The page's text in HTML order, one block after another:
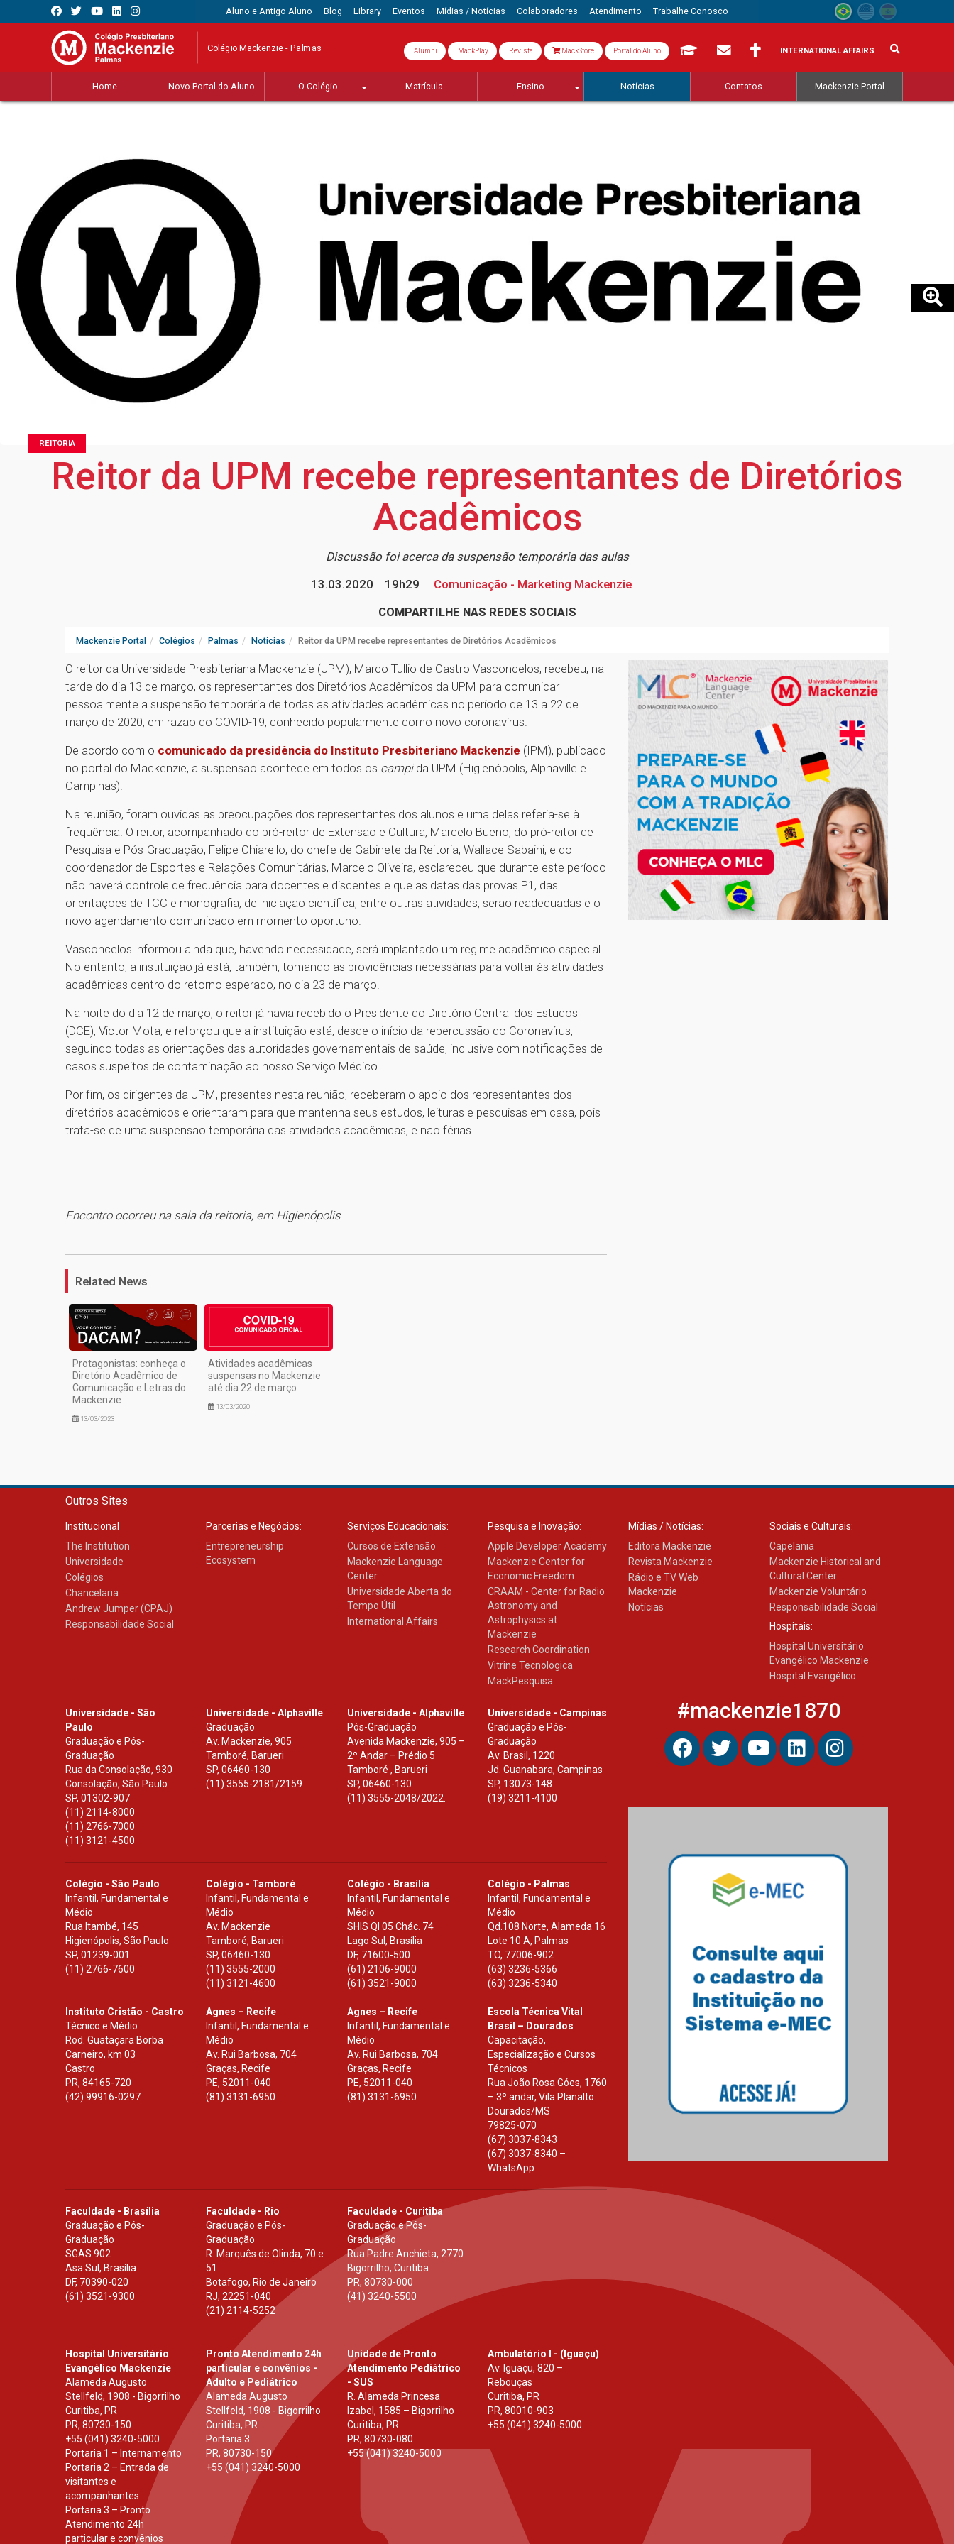
Aluno e Antigo Aluno Blog Library Eventos Mídias / Notícias Colaboradores Atendimento Trabalhe Conosco
Colégio Mackenzie - Palmas Alumni MackPlay Revista MackStore Portal do Aluno INTERNATIONAL AFFAIRS
Home Novo Portal do Aluno O Colégio Matrícula Ensino Notícias Contatos Mackenzie Portal
REITORIA
Reitor da UPM recebe representantes de Diretórios
Acadêmicos
Discussão foi acerca da suspensão temporária das aulas
13.03.2020
19h29
Comunicação - Marketing Mackenzie
COMPARTILHE NAS REDES SOCIAIS
Mackenzie Portal Colégios Palmas Notícias Reitor da UPM recebe representantes de Diretórios Acadêmicos
O reitor da Universidade Presbiteriana Mackenzie (UPM), Marco Tullio de Castro Vasconcelos, recebeu, na
tarde do dia 13 de março, os representantes dos Diretórios Acadêmicos da UPM para comunicar
pessoalmente a suspensão temporária de todas as atividades acadêmicas no período de 13 a 22 de
março de 2020, em razão do COVID-19, conhecido popularmente como novo coronavírus.
De acordo com o comunicado da presidência do Instituto Presbiteriano Mackenzie (IPM), publicado
no portal do Mackenzie, a suspensão acontece em todos os campida UPM (Higienópolis, Alphaville e
Campinas).
Na reunião, foram ouvidas as preocupações dos representantes dos alunos e uma delas referia-se à
frequência. O reitor, acompanhado do pró-reitor de Extensão e Cultura, Marcelo Bueno; do pró-reitor de
Pesquisa e Pós-Graduação, Felipe Chiarello; do chefe de Gabinete da Reitoria, Wallace Sabaini; e do
coordenador de Esportes e Relações Comunitárias, Marcelo Oliveira, esclareceu que durante este período
não haverá controle de frequência para docentes e discentes e que as datas das provas P1, das
orientações de TCC e monografia, de iniciação científica, entre outras atividades, serão readequadas e o
novo agendamento comunicado em momento oportuno.
Vasconcelos informou ainda que, havendo necessidade, será implantado um regime acadêmico especial.
No entanto, a instituição já está, também, tomando as providências necessárias para voltar às atividades
acadêmicas dentro do retorno esperado, no dia 23 de março.
Na noite do dia 12 de março, o reitor já havia recebido o Presidente do Diretório Central dos Estudos
(DCE), Victor Mota, e reforçou que a instituição está, desde o início da repercussão do Coronavírus,
seguindo todas as orientações das autoridades governamentais de saúde, inclusive com notificações de
casos suspeitos de contaminação ao nosso Serviço Médico.
Por fim, os dirigentes da UPM, presentes nesta reunião, receberam o apoio dos representantes dos
diretórios acadêmicos e orientaram para que mantenha seus estudos, leituras e pesquisas em casa, pois
trata-se de uma suspensão temporária das atividades acadêmicas, e não férias.
Encontro ocorreu na sala da reitoria, em Higienópolis
1
Related News
Protagonistas: conheça o
Diretório Acadêmico de
Comunicação e Letras do
Mackenzie
13/03/2023
Atividades acadêmicas
suspensas no Mackenzie
até dia 22 de março
13/03/2020
Outros Sites
Institucional
The Institution
Universidade
Colégios
Chancelaria
Andrew Jumper (CPAJ)
Responsabilidade Social
Parcerias e Negócios:
Entrepreneurship
Ecosystem
Serviços Educacionais:
Cursos de Extensão
Mackenzie Language
Center
Universidade Aberta do
Tempo Útil
International Affairs
Pesquisa e Inovação:
Apple Developer Academy
Mackenzie Center for
Economic Freedom
CRAAM - Center for Radio
Astronomy and
Astrophysics at
Mackenzie
Research Coordination
Vitrine Tecnologica
MackPesquisa
Mídias / Notícias:
Editora Mackenzie
Revista Mackenzie
Rádio e TV Web
Mackenzie
Notícias
Sociais e Culturais:
Capelania
Mackenzie Historical and
Cultural Center
Mackenzie Voluntário
Responsabilidade Social
Hospitais:
Hospital Universitário
Evangélico Mackenzie
Hospital Evangélico
Universidade - São
Paulo
Graduação e Pós-
Graduação
Rua da Consolação, 930
Consolação, São Paulo
SP, 01302-907
(11) 2114-8000
(11) 2766-7000
(11) 3121-4500
Universidade - Alphaville
Graduação
Av. Mackenzie, 905
Tamboré, Barueri
SP,06460-130
(11) 3555-2181/2159
Universidade - Alphaville
Pós-Graduação
Avenida Mackenzie, 905 –
2º Andar – Prédio 5
Tamboré , Barueri
SP, 06460-130
(11) 3555-2048/2022.
Universidade - Campinas
Graduação e Pós-
Graduação
Av. Brasil, 1220
Jd. Guanabara, Campinas
SP, 13073-148
(19) 3211-4100
Colégio - São Paulo
Infantil, Fundamental e
Médio
Rua Itambé, 145
Higienópolis, São Paulo
SP, 01239-001
(11) 2766-7600
Colégio - Tamboré
Infantil, Fundamental e
Médio
Av. Mackenzie
Tamboré, Barueri
SP,06460-130
(11) 3555-2000
(11) 3121-4600
Colégio - Brasília
Infantil, Fundamental e
Médio
SHIS Ql 05 Chác. 74
Lago Sul, Brasília
DF, 71600-500
(61) 2106-9000
(61) 3521-9000
Colégio - Palmas
Infantil, Fundamental e
Médio
Qd.108 Norte, Alameda 16
Lote 10 A, Palmas
TO, 77006-902
(63) 3236-5366
(63) 3236-5340
Instituto Cristão - Castro
Técnico e Médio
Rod. Guataçara Borba
Carneiro, km 03
Castro
PR, 84165-720
(42) 99916-0297
Agnes – Recife
Infantil, Fundamental e
Médio
Av. Rui Barbosa, 704
Graças, Recife
PE, 52011-040
(81) 3131-6950
Agnes – Recife
Infantil, Fundamental e
Médio
Av. Rui Barbosa, 704
Graças, Recife
PE, 52011-040
(81) 3131-6950
Escola Técnica Vital
Brasil – Dourados
Capacitação,
Especialização e Cursos
Técnicos
Rua João Rosa Góes, 1760
– 3º andar, Vila Planalto
Dourados/MS
79825-070
(67) 3037-8343
(67) 3037-8340 –
WhatsApp
Faculdade - Brasília
Graduação e Pós-
Graduação
SGAS 902
Asa Sul, Brasília
DF, 70390-020
(61) 3521-9300
Faculdade - Rio
Graduação e Pós-
Graduação
R. Marquês de Olinda, 70 e
51
Botafogo, Rio de Janeiro
RJ,22251-040
(21) 2114-5252
Faculdade - Curitiba
Graduação e Pós-
Graduação
Rua Padre Anchieta, 2770
Bigorrilho, Curitiba
PR, 80730-000
(41) 3240-5500
Hospital Universitário
Evangélico Mackenzie
Alameda Augusto
Stellfeld, 1908 - Bigorrilho
Curitiba, PR
PR, 80730-150
+55 (041) 3240-5000
Portaria 1 – Internamento
Portaria 2 – Entrada de
visitantes e
acompanhantes
Portaria 3 – Pronto
Atendimento 24h
particular e convênios
Pronto Atendimento 24h
particular e convênios -
Adulto e Pediátrico
Alameda Augusto
Stellfeld, 1908 - Bigorrilho
Curitiba, PR
Portaria 3
PR,80730-150
+55 (041) 3240-5000
Unidade de Pronto
Atendimento Pediátrico
- SUS
R. Alameda Princesa
Izabel, 1585 – Bigorrilho
Curitiba, PR
PR, 80730-080
+55 (041) 3240-5000
Ambulatório I - (Iguaçu)
Av. Iguaçu, 820 –
Rebouças
Curitiba, PR
PR, 80010-903
+55 (041) 3240-5000
#mackenzie1870